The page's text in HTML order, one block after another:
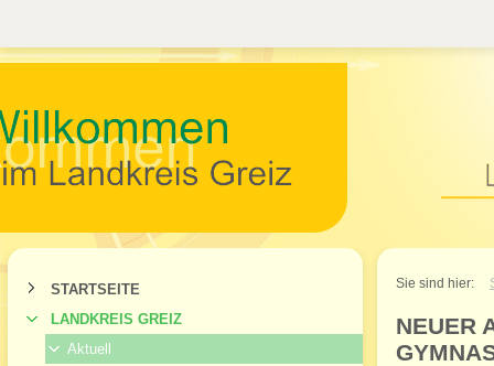
Willkommen im
STARTSEITE
LANDKREIS GREIZ
Aktuell
Sie sind hier:
NEUER